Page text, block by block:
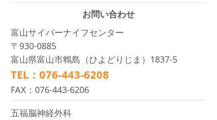
お問い合わせ
富山サイバーナイフセンター
〒930-0885
富山県富山市鵯島（ひよどりじま）1837-5
TEL：076-443-6208
FAX：076-443-6206
五福脳神経外科